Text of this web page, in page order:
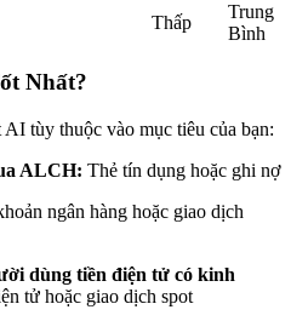
chép
Thấp
Trung
Bình
Nhất?
tùy thuộc vào mục tiêu của bạn:
ALCH: Thẻ tín dụng hoặc ghi nợ
ngân hàng hoặc giao dịch
dùng tiền điện tử có kinh
tử hoặc giao dịch spot